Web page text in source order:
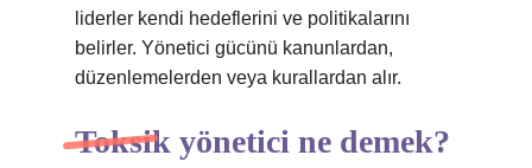
liderler kendi hedeflerini ve politikalarını
belirler. Yönetici gücünü kanunlardan,
düzenlemelerden veya kurallardan alır.
Toksik yönetici ne demek?